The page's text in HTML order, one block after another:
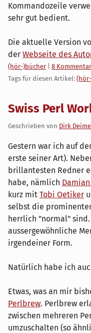
Kommandozeile
sehr gut bedient.
Die aktuelle Version
der Webseite des
Kategorien:
(hör-)bücher
8
Tags für diesen Artikel:
Swiss Perl
Geschrieben von Dirk
Gestern war ich auf
erste seiner Art).
brillantesten Redner
habe, nämlich
kurz mit Tobi Oetiker
selbst die
herrlich "normal"
aussergewöhnliche
irgendeiner Form.
Natürlich habe ich
Etwas, was an mir
Perlbrew. Perlbrew
zwischen mehreren
umzuschalten (so